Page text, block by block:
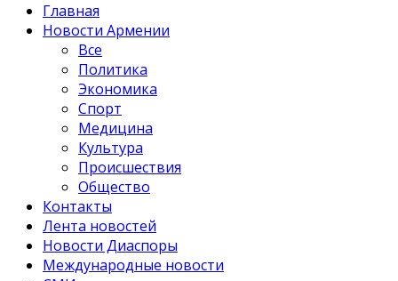
Главная
Новости Армении
Все
Политика
Экономика
Спорт
Медицина
Культура
Происшествия
Общество
Контакты
Лента новостей
Новости Диаспоры
Международные новости